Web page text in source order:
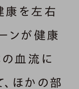
康を左右
ンが健康
血流に
ほかの部